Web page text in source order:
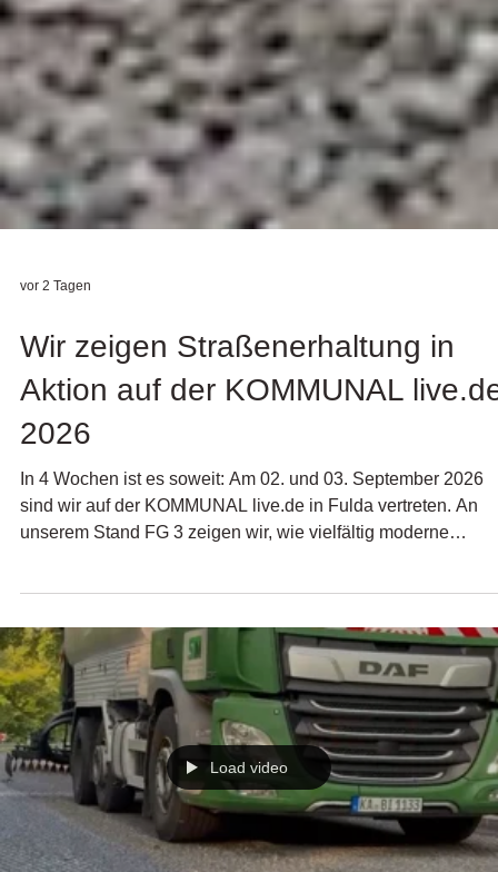
vor 2 Tagen
Wir zeigen Straßenerhaltung in
Aktion auf der KOMMUNAL
2026
In 4 Wochen ist es soweit: Am 02. und 03. September 2026
GUSSPHALT in einer Live Vorführung. Erleben Sie Schritt
Schritt, wie mit dem Handbrenner innerhalb weniger Minuten
eine schnelle und hochbelastbare Schlaglochreparatur
entsteht. Natürlich haben wir auch einen unserer Elektro-
Gussphaltkocher dabei.
Load video